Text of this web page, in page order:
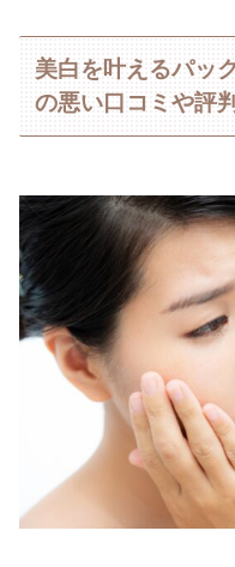
美白を叶えるパッ
の悪い口コミや評判